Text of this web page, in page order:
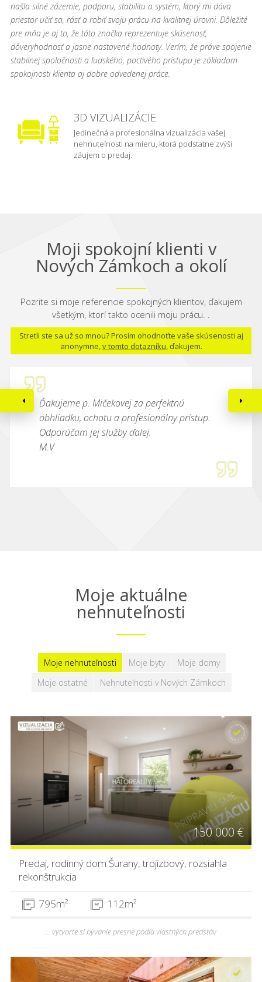
našla silné zázemie, podporu, stabilitu a systém, ktorý mi dáva
priestor učiť sa, rásť a robiť svoju prácu na kvalitnej úrovni. Dôležité
pre mňa je aj to, že táto značka reprezentuje skúsenosť,
dôveryhodnosť a jasne nastavené hodnoty. Verím, že práve spojenie
stabilnej spoločnosti a ľudského, poctivého prístupu je základom
spokojnosti klienta aj dobre odvedenej práce.
3D VIZUALIZÁCIE
Jedinečná a profesionálna vizualizácia vašej
nehnuteľnosti na mieru, ktorá podstatne zvýši
záujem o predaj.
Moji spokojní klienti v
Nových Zámkoch a okolí
Pozrite si moje referencie spokojných klientov, ďakujem
všetkým, ktorí takto ocenili moju prácu. .
Stretli ste sa už so mnou? Prosím ohodnoťte vaše skúsenosti aj
anonymne,v tomto dotazníku, ďakujem.
Ďakujeme p. Mičekovej za perfektnú
obhliadku, ochotu a profesionálny prístup.
Odporúčam jej služby ďalej.
M.V
Moje aktuálne
nehnuteľnosti
Moje nehnuteľnosti Moje byty
Moje domy
Moje ostatné
Nehnuteľnosti v Nových Zámkoch
150 000 €
Predaj, rodinný dom Šurany, trojizbový, rozsiahla
rekonštrukcia
795m²
112m²
... vytvorte si bývanie presne podľa vlastných predstáv